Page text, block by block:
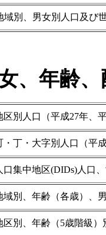
別、男女別人口及び
、年齢
別人口（平成27年、
丁・大字別人口（平
集中地区(DIDs)人口
別、年齢（各歳）、
別、年齢（5歳階級）